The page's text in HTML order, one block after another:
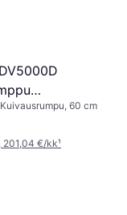
9kg EEK60 cm
201,04 €/kk¹